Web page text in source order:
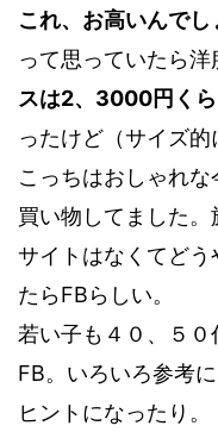
これ、お高いんでし
って思っていたら洋
スは2、3000円く
ったけど（サイズ的
こっちはおしゃれ
買い物してました
サイトはなくてど
たらFBらしい。
若い子も４０、５
FB。いろいろ参考
ヒントになったり。